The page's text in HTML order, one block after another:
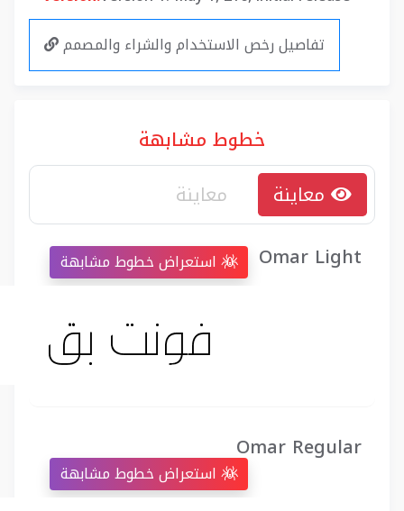
تفاصيل رخص الاستخدام والشراء والمصمم
خطوط مشابهة
Omar Light
Omar Regular